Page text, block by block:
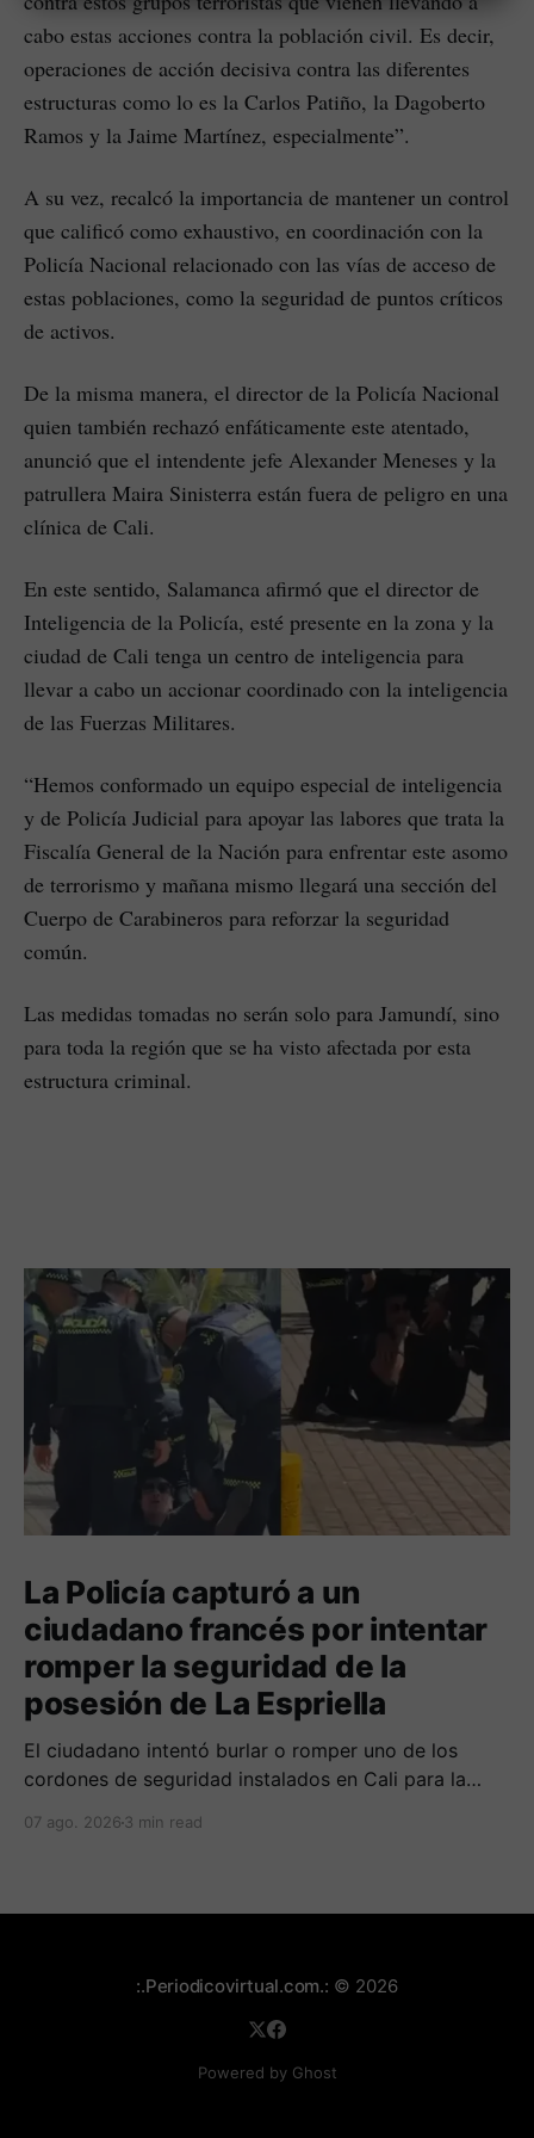
cabo estas acciones contra la población civil. Es decir,
operaciones de acción decisiva contra las diferentes
estructuras como lo es la Carlos Patiño, la Dagoberto
Ramos y la Jaime Martínez, especialmente”.
A su vez, recalcó la importancia de mantener un control
que calificó como exhaustivo, en coordinación con la
Policía Nacional relacionado con las vías de acceso de
estas poblaciones, como la seguridad de puntos críticos
de activos.
De la misma manera, el director de la Policía Nacional
quien también rechazó enfáticamente este atentado,
anunció que el intendente jefe Alexander Meneses y la
patrullera Maira Sinisterra están fuera de peligro en una
clínica de Cali.
En este sentido, Salamanca afirmó que el director de
Inteligencia de la Policía, esté presente en la zona y la
ciudad de Cali tenga un centro de inteligencia para
llevar a cabo un accionar coordinado con la inteligencia
de las Fuerzas Militares.
“Hemos conformado un equipo especial de inteligencia
y de Policía Judicial para apoyar las labores que trata la
Fiscalía General de la Nación para enfrentar este asomo
de terrorismo y mañana mismo llegará una sección del
Cuerpo de Carabineros para reforzar la seguridad
común.
Las medidas tomadas no serán solo para Jamundí, sino
para toda la región que se ha visto afectada por esta
estructura criminal.
La Policía capturó a un
ciudadano francés por intentar
romper la seguridad de la
posesión de La Espriella
El ciudadano intentó burlar o romper uno de los
cordones de seguridad instalados en Cali para la
Espriella.
07 ago. 2026 3 min read
:.Periodicovirtual.com.: © 2026
Powered by Ghost